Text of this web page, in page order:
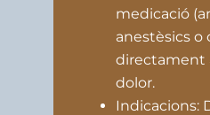
medicació
anestèsics o
directament
dolor.
Indicacions: